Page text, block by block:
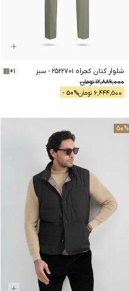
شلوار کتان کجراه 2522701 - سبز
12,889,000تومان
6,444,500 تومان 50% -
+1
50%